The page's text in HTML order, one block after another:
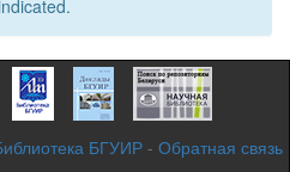
БГУИР - Обратная связь